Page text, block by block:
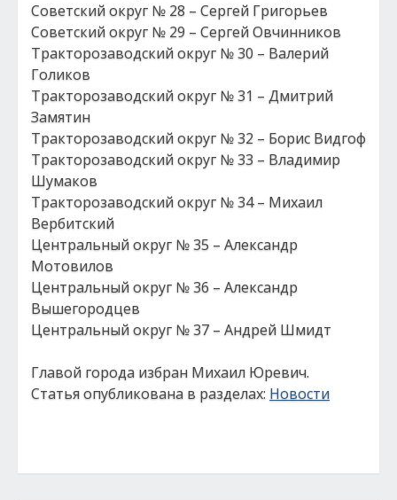
Советский округ № 28 – Сергей Григорьев
Советский округ № 29 – Сергей Овчинников
Тракторозаводский округ № 30 – Валерий
Голиков
Тракторозаводский округ № 31 – Дмитрий
Замятин
Тракторозаводский округ № 32 – Борис Видгоф
Тракторозаводский округ № 33 – Владимир
Шумаков
Тракторозаводский округ № 34 – Михаил
Вербитский
Центральный округ № 35 – Александр
Мотовилов
Центральный округ № 36 – Александр
Вышегородцев
Центральный округ № 37 – Андрей Шмидт
Главой города избран Михаил Юревич.
Статья опубликована в разделах: Новости